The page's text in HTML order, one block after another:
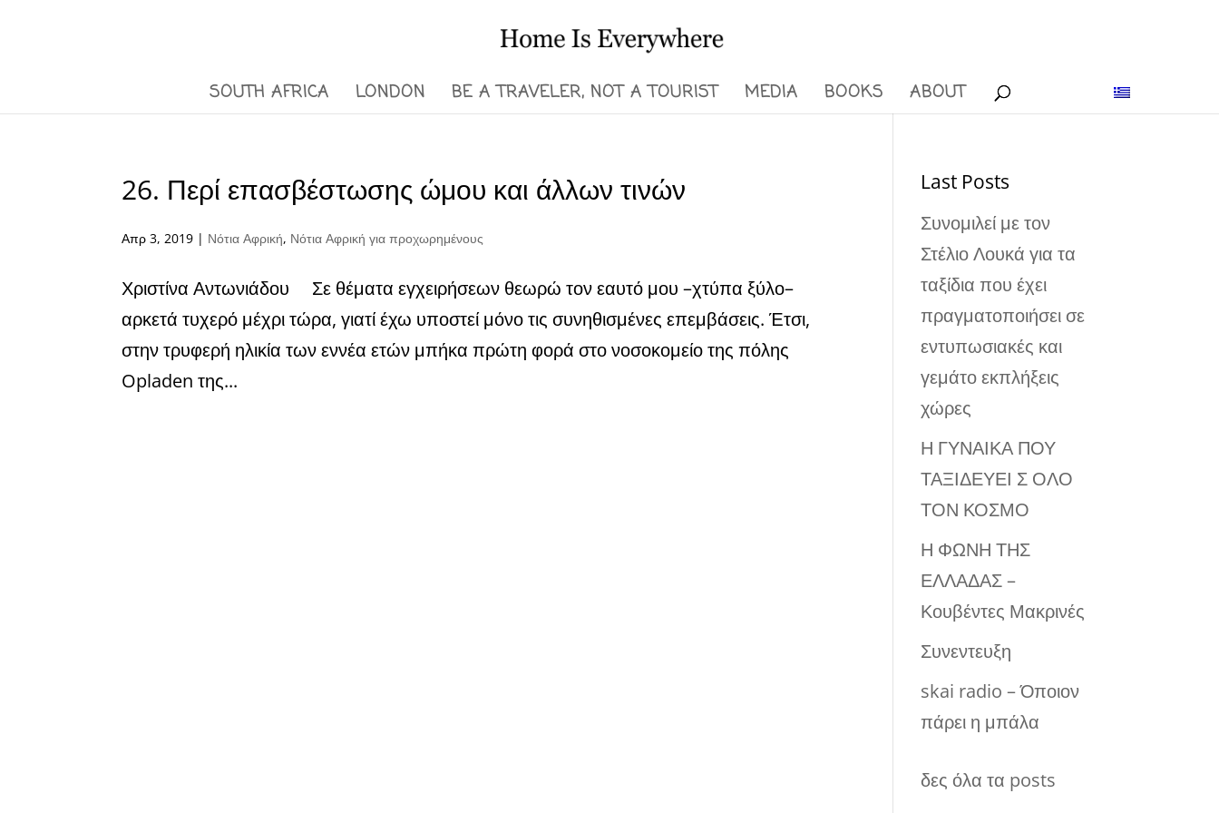
SOUTH AFRICA LONDON BE A TRAVELER, NOT A TOURIST MEDIA BOOKS ABOUT
26. Περί επασβέστωσης ώμου και άλλων τινών
Απρ 3, 2019 | Νότια Αφρική, Νότια Αφρική για προχωρημένους
Χριστίνα Αντωνιάδου Σε θέματα εγχειρήσεων θεωρώ τον εαυτό μου –χτύπα ξύλο–
αρκετά τυχερό μέχρι τώρα, γιατί έχω υποστεί μόνο τις συνηθισμένες επεμβάσεις. Έτσι,
στην τρυφερή ηλικία των εννέα ετών μπήκα πρώτη φορά στο νοσοκομείο της πόλης
Opladen της...
Last Posts
Συνομιλεί με τον
Στέλιο Λουκά για τα
ταξίδια που έχει
πραγματοποιήσει σε
εντυπωσιακές και
γεμάτο εκπλήξεις
χώρες
Η ΓΥΝΑΙΚΑ ΠΟΥ
ΤΑΞΙΔΕΥΕΙ Σ ΟΛΟ
ΤΟΝ ΚΟΣΜΟ
Η ΦΩΝΗ ΤΗΣ
ΕΛΛΑΔΑΣ –
Κουβέντες Μακρινές
Συνεντευξη
skai radio – Όποιον
πάρει η μπάλα
δες όλα τα posts